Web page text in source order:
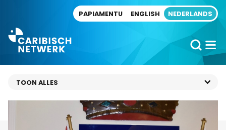
PAPIAMENTU ENGLISH NEDERLANDS